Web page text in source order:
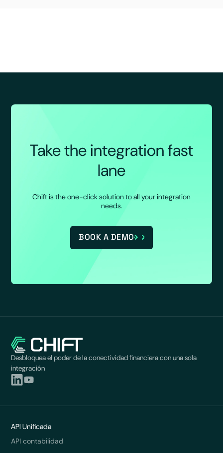
Take the integration fast
lane
Chift is the one-click solution to all your integration
needs.
BOOK A DEMO
Desbloquea el poder de la conectividad financiera con una sola
integración
API Unificada
API contabilidad